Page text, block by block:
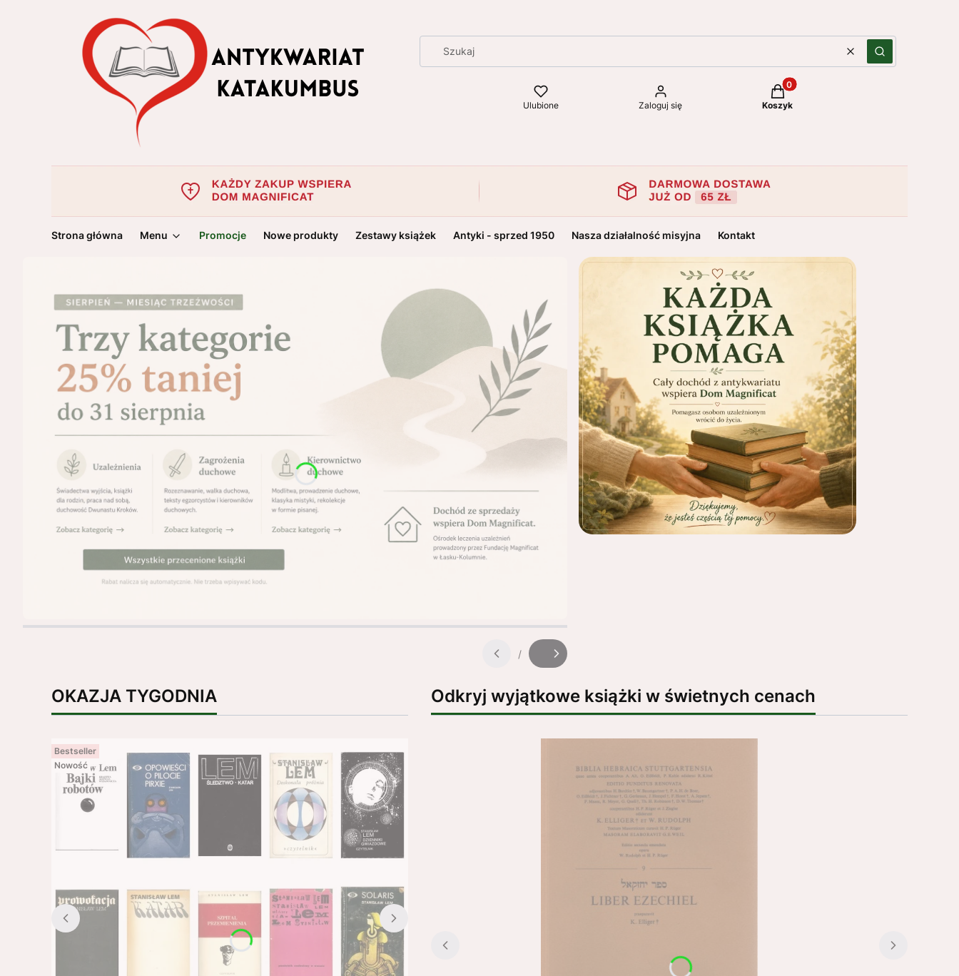
WyczyśćSzukaj
Ulubione Zaloguj się
Produkty w koszyku: 0. Zobacz
Koszyk
Strona główna Menu Promocje Nowe produkty Zestawy książek Antyki - sprzed 1950 Nasza działalność misyjna Kontakt
Naciśnij Enter lub spację, aby otworzyć stronę.
Slajd
/
z
OKAZJA TYGODNIA
Bestseller
Nowość
Odkryj wyjątkowe książki w świetnych cenach